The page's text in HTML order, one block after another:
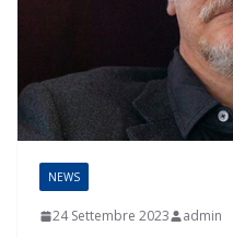
NEWS
24 Settembre 2023 admin